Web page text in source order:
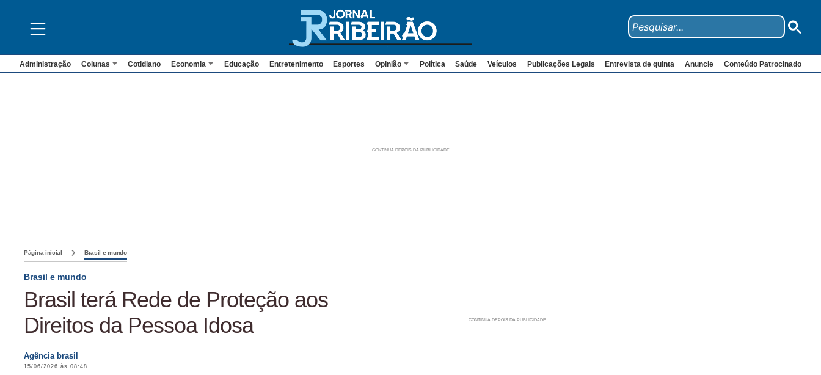
Administração Colunas Cotidiano Economia Educação Entretenimento Esportes Opinião Política Saúde Veículos Publicações Legais Entrevista de quinta Anuncie Conteúdo Patrocinado
Página inicial Brasil e mundo
Brasil e mundo
Brasil terá Rede de Proteção aos
Direitos da Pessoa Idosa
Agência brasil
15/06/2026 às 08:48